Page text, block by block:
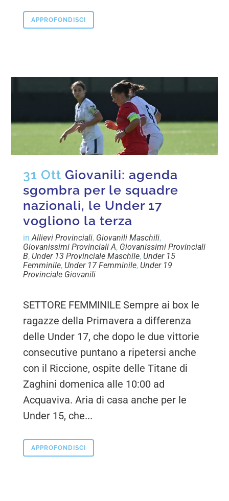
APPROFONDISCI
31 Ott Giovanili: agenda
sgombra per le squadre
nazionali, le Under 17
vogliono la terza
inAllievi Provinciali, Giovanili Maschili,
Giovanissimi Provinciali A, Giovanissimi Provinciali
B, Under 13 Provinciale Maschile, Under 15
Femminile, Under 17 Femminile, Under 19
Provinciale Giovanili
SETTORE FEMMINILE Sempre ai box le
ragazze della Primavera a differenza
delle Under 17, che dopo le due vittorie
consecutive puntano a ripetersi anche
con il Riccione, ospite delle Titane di
Zaghini domenica alle 10:00 ad
Acquaviva. Aria di casa anche per le
Under 15, che...
APPROFONDISCI